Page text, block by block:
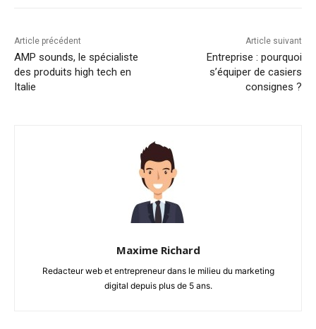
Article précédent
AMP sounds, le spécialiste
des produits high tech en
Italie
Article suivant
Entreprise : pourquoi
s’équiper de casiers
consignes ?
Maxime Richard
Redacteur web et entrepreneur dans le milieu du marketing
digital depuis plus de 5 ans.